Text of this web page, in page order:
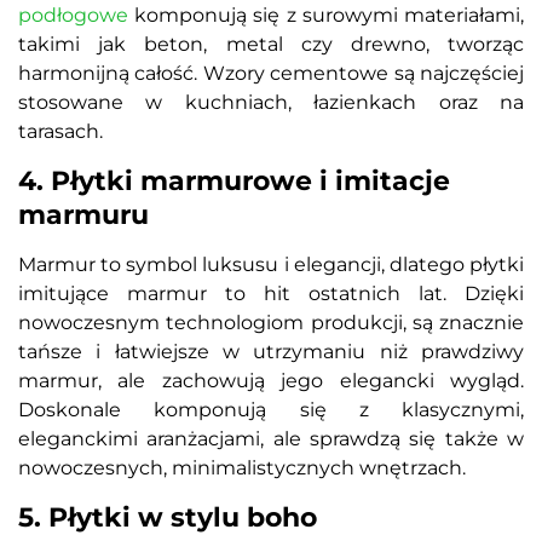
podłogowe komponują się z surowymi materiałami,
takimi jak beton, metal czy drewno, tworząc
harmonijną całość. Wzory cementowe są najczęściej
stosowane w kuchniach, łazienkach oraz na
tarasach.
4. Płytki marmurowe i imitacje
marmuru
Marmur to symbol luksusu i elegancji, dlatego płytki
imitujące marmur to hit ostatnich lat. Dzięki
nowoczesnym technologiom produkcji, są znacznie
tańsze i łatwiejsze w utrzymaniu niż prawdziwy
marmur, ale zachowują jego elegancki wygląd.
Doskonale komponują się z klasycznymi,
eleganckimi aranżacjami, ale sprawdzą się także w
nowoczesnych, minimalistycznych wnętrzach.
5. Płytki w stylu boho